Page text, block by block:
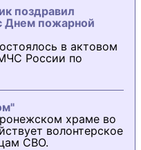
поздравил
Днем пожарной
в актовом
России по
храме во
волонтерское
СВО.